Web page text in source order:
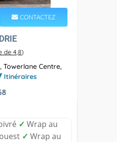
CONTACTEZ
de 4,8)
Towerlane Centre,
Itinéraires
✓ Wrap au
✓ Wrap au